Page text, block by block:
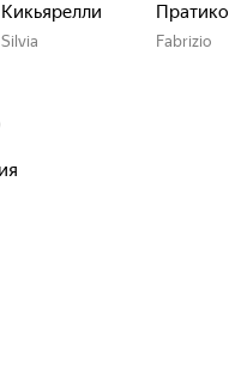
Кикьярелли
Silvia
Пратико
Fabrizio